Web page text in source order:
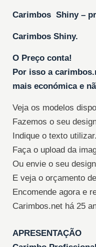
Carimbos Shiny –
Carimbos Shiny.
O Preço conta!
Por isso a
mais económica e
Veja os modelos
Fazemos o seu
Indique o texto utilizar.
Faça o upload da
Ou envie o seu
E veja o orçamento
Encomende agora e
Carimbos.net há 25
APRESENTAÇÃO